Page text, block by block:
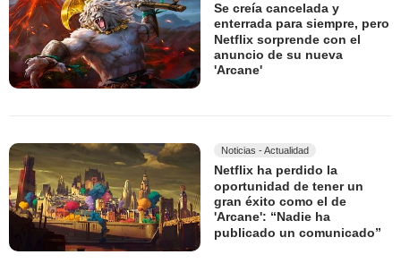
Se creía cancelada y
enterrada para siempre, pero
Netflix sorprende con el
anuncio de su nueva
'Arcane'
Noticias - Actualidad
Netflix ha perdido la
oportunidad de tener un
gran éxito como el de
'Arcane': “Nadie ha
publicado un comunicado”